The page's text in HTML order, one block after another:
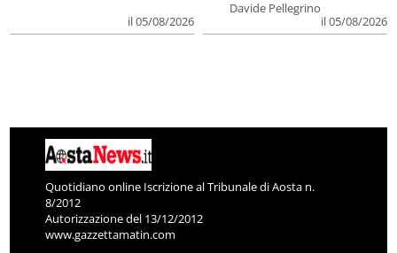
il 05/08/2026
Davide Pellegrino
il 05/08/2026
Quotidiano online Iscrizione al Tribunale di Aosta n.
8/2012
Autorizzazione del 13/12/2012
www.gazzettamatin.com